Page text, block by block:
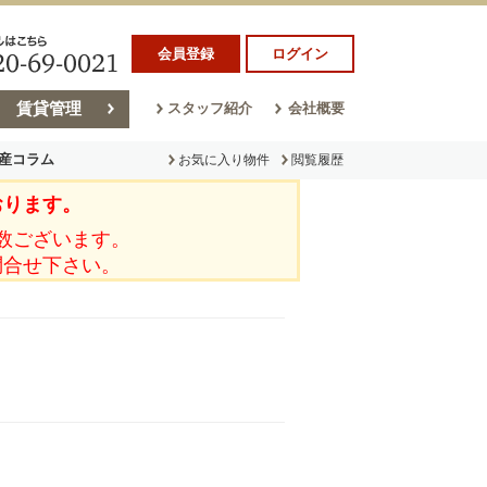
会員登録 ログイン
賃貸管理 スタッフ紹介 会社概要
コラム
ム
お気に入り物件 閲覧履歴
ます。
ざいます。
せ下さい。